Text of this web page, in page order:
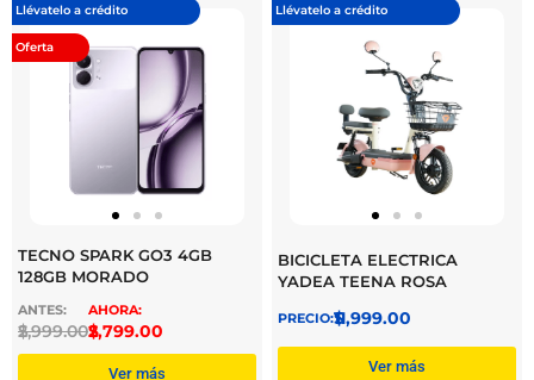
Llévatelo a crédito
Oferta
TECNO SPARK GO3 4GB
128GB MORADO
$
2,999.00$
2,799.00
Ver más
Llévatelo a crédito
BICICLETA ELECTRICA
YADEA TEENA ROSA
$
11,999.00
Ver más